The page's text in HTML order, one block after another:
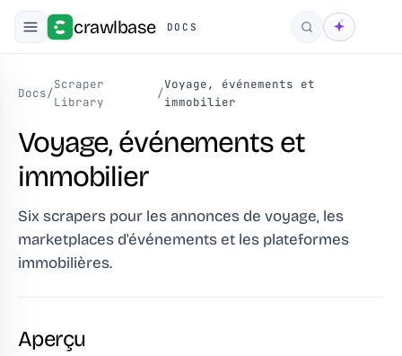
crawlbase DOCS Rechercher
Docs/
Scraper
Library
/
Voyage, événements et
immobilier
Voyage, événements et
immobilier
Six scrapers pour les annonces de voyage, les
marketplaces d'événements et les plateformes
immobilières.
Aperçu